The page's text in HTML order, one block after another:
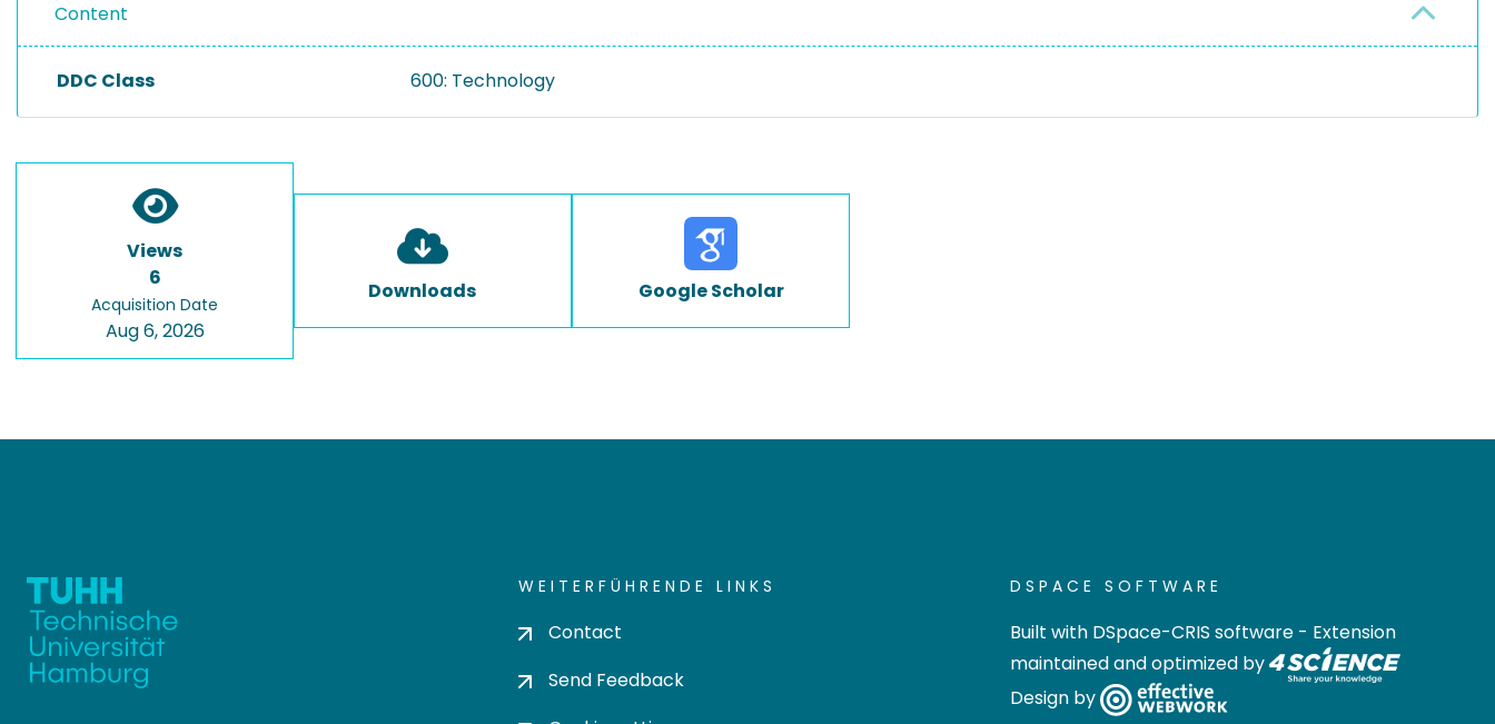
Content
DDC Class 600: Technology
Views
6
Acquisition Date
Aug 6, 2026
Downloads Google Scholar
WEITERFÜHRENDE LINKS
Contact
Send Feedback
DSPACE SOFTWARE
Built with DSpace-CRIS software - Extension
maintained and optimized by
Design by